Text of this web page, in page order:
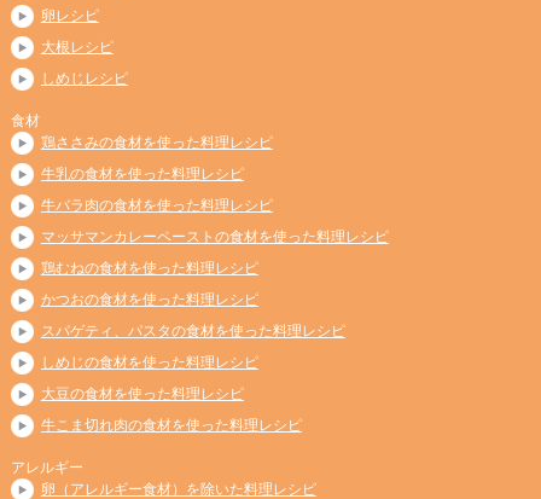
卵レシピ
大根レシピ
しめじレシピ
食材
鶏ささみの食材を使った料理レシピ
牛乳の食材を使った料理レシピ
牛バラ肉の食材を使った料理レシピ
マッサマンカレーペーストの食材を使った料理レシピ
鶏むねの食材を使った料理レシピ
かつおの食材を使った料理レシピ
スパゲティ、パスタの食材を使った料理レシピ
しめじの食材を使った料理レシピ
大豆の食材を使った料理レシピ
牛こま切れ肉の食材を使った料理レシピ
アレルギー
卵（アレルギー食材）を除いた料理レシピ